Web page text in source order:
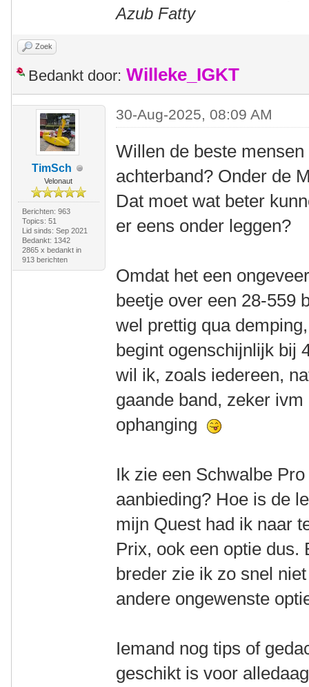
Azub Fatty
Zoek
Bedankt door: Willeke_IGKT
TimSch
Velonaut
Berichten: 963
Topics: 51
Lid sinds: Sep 2021
Bedankt: 1342
2865 x bedankt in
913 berichten
30-Aug-2025, 08:09 AM
Willen de beste
achterband? Onder de
Dat moet wat beter
er eens onder leggen?
Omdat het een
beetje over een 28-559
wel prettig qua
begint ogenschijnlijk bij
wil ik, zoals iedereen,
gaande band, zeker
ophanging
Ik zie een Schwalbe
aanbieding? Hoe is de
mijn Quest had ik naar
Prix, ook een optie dus.
breder zie ik zo snel
andere ongewenste
Iemand nog tips of
geschikt is voor